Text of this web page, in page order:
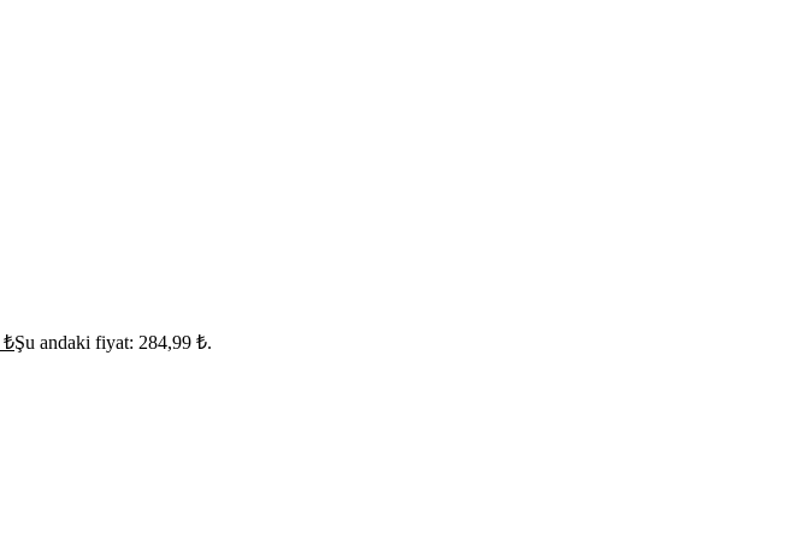
₺Şu andaki fiyat: 284,99 ₺.